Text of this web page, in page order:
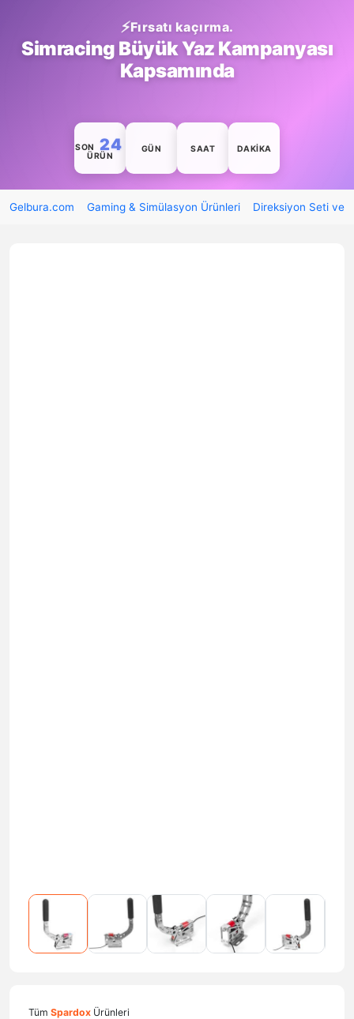
Fırsatı kaçırma.
Simracing Büyük Yaz Kampanyası
Kapsamında
SON 24
ÜRÜN
GÜN SAAT DAKIKA
Gelbura.com Gaming & Simülasyon Ürünleri Direksiyon Seti ve
Tüm Spardox Ürünleri